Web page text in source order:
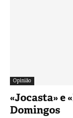
Opinião
«Jocasta» e
Domingos